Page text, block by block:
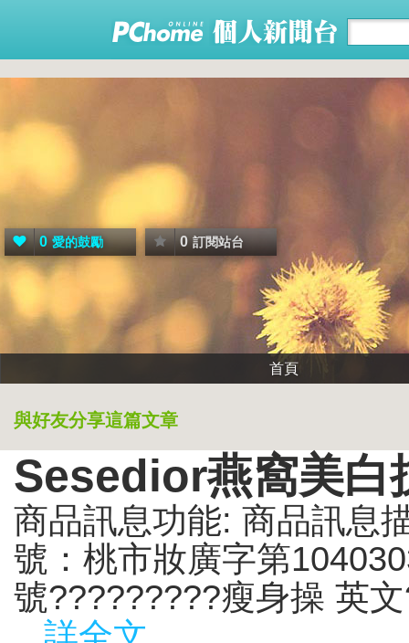
0 愛的鼓勵 0 訂閱站台
首頁
與好友分享這篇文章
Sesedior燕窩美白
商品訊息功能: 商品訊息
號：桃市妝廣字第
號?????????瘦身操 英